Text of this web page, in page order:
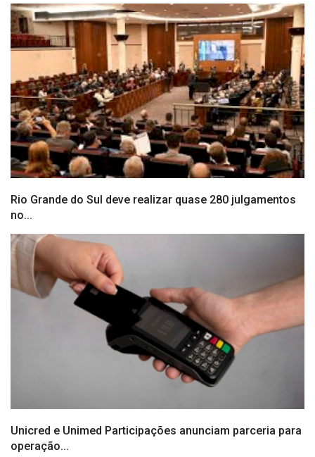
Rio Grande do Sul deve realizar quase 280 julgamentos
no...
Unicred e Unimed Participações anunciam parceria para
operação...